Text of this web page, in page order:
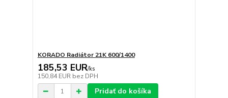
KORADO Radiátor 21K 600/1400
185,53 EUR/ks
150,84 EUR bez DPH
Pridať do košíka